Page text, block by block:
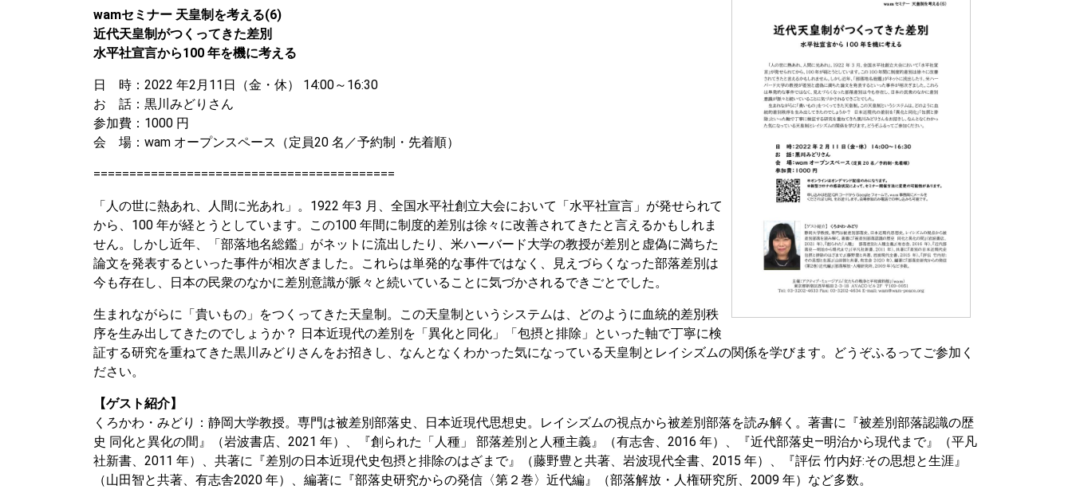
wamセミナー 天皇制を考える(6)
近代天皇制がつくってきた差別
水平社宣言から100 年を機に考える
日 時：2022 年2月11日（金・休） 14:00～16:30
お 話：黒川みどりさん
参加費：1000 円
会 場：wam オープンスペース（定員20 名／予約制・先着順）
==========================================
「人の世に熱あれ、人間に光あれ」。1922 年3 月、全国水平社創立大会において「水平社宣言」が発せられて
から、100 年が経とうとしています。この100 年間に制度的差別は徐々に改善されてきたと言えるかもしれま
せん。しかし近年、「部落地名総鑑」がネットに流出したり、米ハーバード大学の教授が差別と虚偽に満ちた
論文を発表するといった事件が相次ぎました。これらは単発的な事件ではなく、見えづらくなった部落差別は
今も存在し、日本の民衆のなかに差別意識が脈々と続いていることに気づかされるできごとでした。
生まれながらに「貴いもの」をつくってきた天皇制。この天皇制というシステムは、どのように血統的差別秩
序を生み出してきたのでしょうか？ 日本近現代の差別を「異化と同化」「包摂と排除」といった軸で丁寧に検
証する研究を重ねてきた黒川みどりさんをお招きし、なんとなくわかった気になっている天皇制とレイシズムの関係を学びます。どうぞふるってご参加く
ださい。
【ゲスト紹介】
くろかわ・みどり：静岡大学教授。専門は被差別部落史、日本近現代思想史。レイシズムの視点から被差別部落を読み解く。著書に『被差別部落認識の歴
史 同化と異化の間』（岩波書店、2021 年）、『創られた「人種」 部落差別と人種主義』（有志舎、2016 年）、『近代部落史―明治から現代まで』（平凡
社新書、2011 年）、共著に『差別の日本近現代史包摂と排除のはざまで』（藤野豊と共著、岩波現代全書、2015 年）、『評伝 竹内好:その思想と生涯』
（山田智と共著、有志舎2020 年）、編著に『部落史研究からの発信〈第２巻〉近代編』（部落解放・人権研究所、2009 年）など多数。